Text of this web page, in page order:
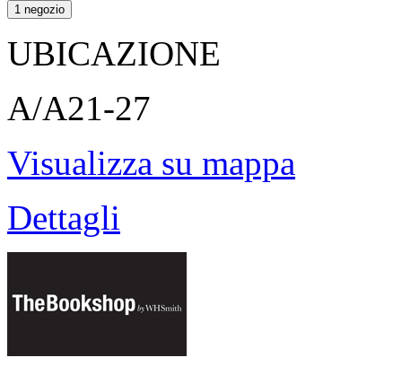
1 negozio
UBICAZIONE
A/A21-27
Visualizza su mappa
Dettagli